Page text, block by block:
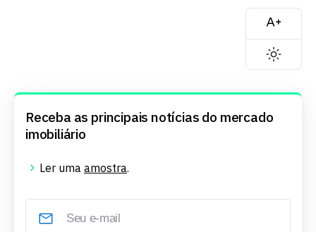
Receba as principais notícias do mercado
imobiliário
Ler uma amostra.